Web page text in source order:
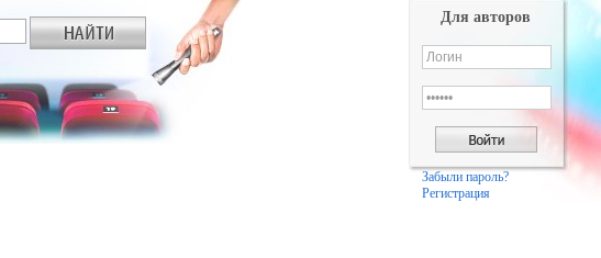
Для авторов
Забыли пароль?
Регистрация